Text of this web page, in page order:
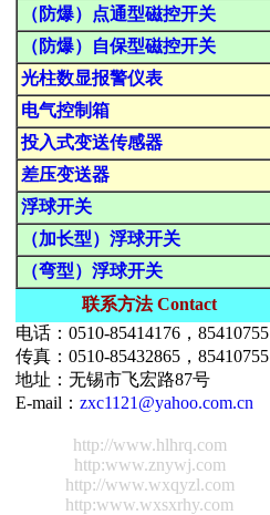
（防爆）点通型磁控开关
（防爆）自保型磁控开关
光柱数显报警仪表
电气控制箱
投入式变送传感器
差压变送器
浮球开关
（加长型）浮球开关
（弯型）浮球开关
联系方法 Contact
电话：0510-85414176，85410755
传真：0510-85432865，85410755
地址：无锡市飞宏路87号
E-mail： zxc1121@yahoo.com.cn
http://www.hlhrq.com
http:www.znywj.com
http://www.wxqyzl.com
http:www.wxsxrhy.com